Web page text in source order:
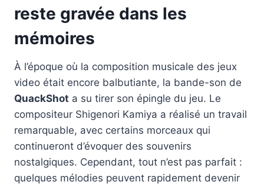
reste gravée dans les
mémoires
À l’époque où la composition musicale des jeux
video était encore balbutiante, la bande-son de
QuackShot a su tirer son épingle du jeu. Le
compositeur Shigenori Kamiya a réalisé un travail
remarquable, avec certains morceaux qui
continueront d’évoquer des souvenirs
nostalgiques. Cependant, tout n’est pas parfait :
quelques mélodies peuvent rapidement devenir